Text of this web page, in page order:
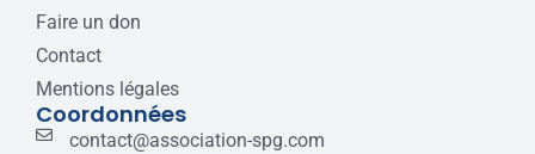
Faire un don
Contact
Mentions légales
Coordonnées
contact@association-spg.com